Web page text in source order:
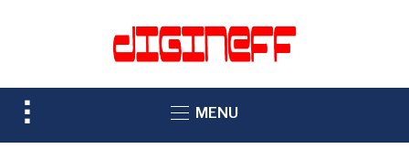
TOGGLE
SIDEBAR
MENU